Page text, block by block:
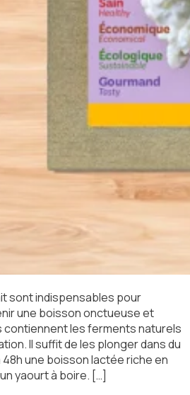
sont indispensables pour
une boisson onctueuse et
contiennent les ferments naturels
Il suffit de les plonger dans du
une boisson lactée riche en
yaourt à boire. […]